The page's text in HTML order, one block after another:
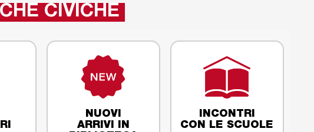
CIVICHE
NUOVI
ARRIVI IN
INCONTRI
CON LE SCUOLE